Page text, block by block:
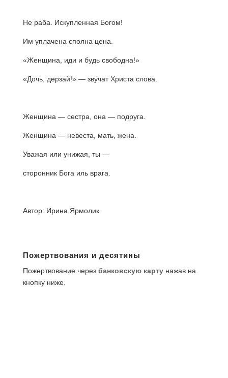
Не раба. Искупленная Богом!
Им уплачена сполна цена.
«Женщина, иди и будь свободна!»
«Дочь, дерзай!» — звучат Христа слова.
Женщина — сестра, она — подруга.
Женщина — невеста, мать, жена.
Уважая или унижая, ты —
сторонник Бога иль врага.
Автор: Ирина Ярмолик
Пожертвования и десятины
Пожертвование через банковскую картунажав на
кнопку ниже.